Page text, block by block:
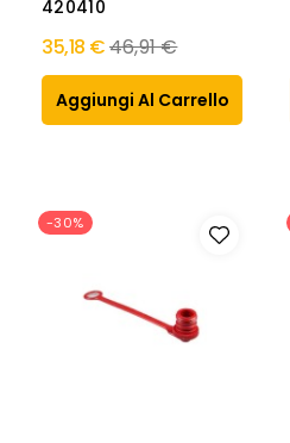
420410
35,18 €Prezzo
normale
46,91 €
Aggiungi Al Carrello
-30%